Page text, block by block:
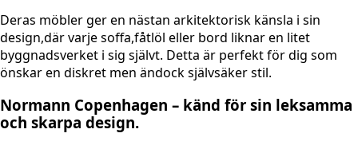
Deras möbler ger en nästan arkitektorisk känsla i sin
design,där varje soffa,fåtlöl eller bord liknar en litet
byggnadsverket i sig självt. Detta är perfekt för dig som
önskar en diskret men ändock självsäker stil.
Normann Copenhagen – känd för sin leksamma
och skarpa design.